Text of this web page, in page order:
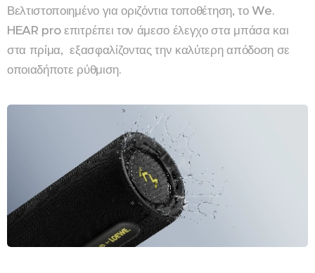
Βελτιστοποιημένο για οριζόντια τοποθέτηση, το We.
HEAR pro επιτρέπει τον άμεσο έλεγχο στα μπάσα και
στα πρίμα, εξασφαλίζοντας την καλύτερη απόδοση σε
οποιαδήποτε ρύθμιση.